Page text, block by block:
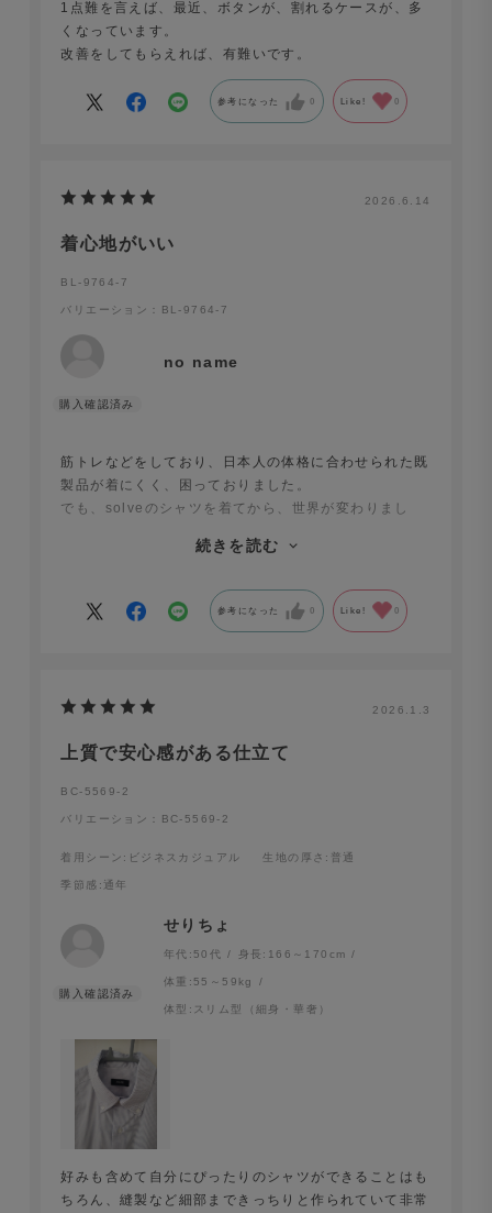
1点難を言えば、最近、ボタンが、割れるケースが、多
くなっています。
改善をしてもらえれば、有難いです。
参考になった 0 Like! 0
2026.6.14
着心地がいい
BL-9764-7
バリエーション：BL-9764-7
no name
筋トレなどをしており、日本人の体格に合わせられた既
製品が着にくく、困っておりました。
でも、solveのシャツを着てから、世界が変わりまし
首元が苦しく無いし、胸元も余裕がある。
になれました！！
続きを読む
参考になった 0 Like! 0
2026.1.3
上質で安心感がある仕立て
BC-5569-2
バリエーション：BC-5569-2
着用シーン :ビジネスカジュアル 生地の厚さ :普通
季節感 :通年
せりちょ
年代: 50代 身長: 166～170cm
体重: 55～59kg
体型: スリム型（細身・華奢）
好みも含めて自分にぴったりのシャツができることはも
ちろん、縫製など細部まできっちりと作られていて非常